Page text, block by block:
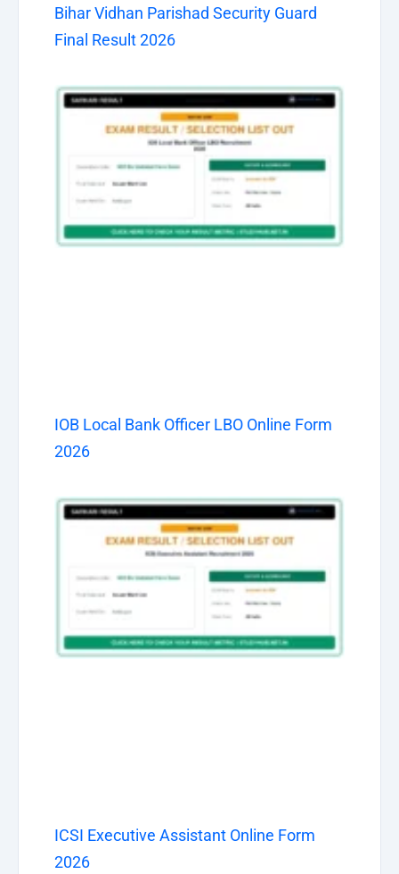
Bihar Vidhan Parishad Security Guard
Final Result 2026
IOB Local Bank Officer LBO Online Form
2026
ICSI Executive Assistant Online Form
2026